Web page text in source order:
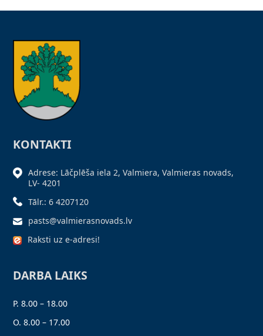
KONTAKTI
Adrese: Lāčplēša iela 2, Valmiera, Valmieras novads,
LV- 4201
Tālr.: 6 4207120
pasts@valmierasnovads.lv
Raksti uz e-adresi!
DARBA LAIKS
P. 8.00 – 18.00
O. 8.00 – 17.00